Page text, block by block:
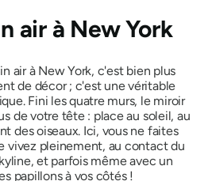
air à New York
air à New York, c'est bien plus
de décor ; c'est une véritable
Fini les quatre murs, le miroir
de votre tête : place au soleil, au
des oiseaux. Ici, vous ne faites
vivez pleinement, au contact du
et parfois même avec un
papillons à vos côtés !